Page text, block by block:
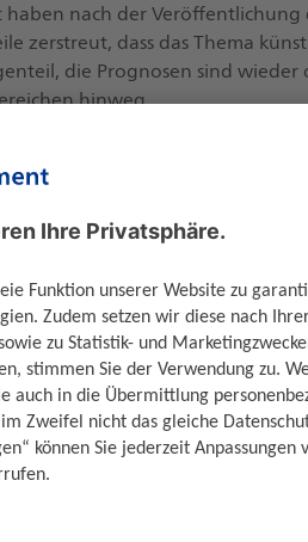
nach der
zerstreut, dass das Thema
die Prognosen sind
hinweg.